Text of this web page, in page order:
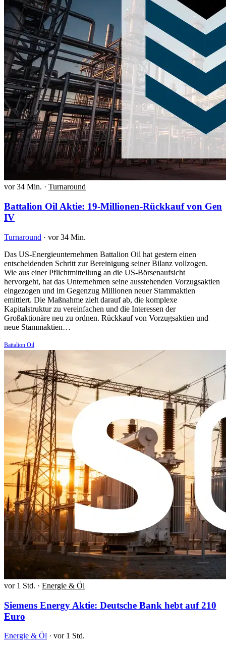
vor 34 Min. · Turnaround
Battalion Oil Aktie: 19-Millionen-Rückkauf von Gen
IV
Turnaround · vor 34 Min.
Das US-Energieunternehmen Battalion Oil hat gestern einen
entscheidenden Schritt zur Bereinigung seiner Bilanz vollzogen.
Wie aus einer Pflichtmitteilung an die US-Börsenaufsicht
hervorgeht, hat das Unternehmen seine ausstehenden Vorzugsaktien
eingezogen und im Gegenzug Millionen neuer Stammaktien
emittiert. Die Maßnahme zielt darauf ab, die komplexe
Kapitalstruktur zu vereinfachen und die Interessen der
Großaktionäre neu zu ordnen. Rückkauf von Vorzugsaktien und
neue Stammaktien…
Battalion Oil
vor 1 Std. · Energie & Öl
Siemens Energy Aktie: Deutsche Bank hebt auf 210
Euro
Energie & Öl · vor 1 Std.